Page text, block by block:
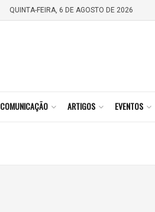
QUINTA-FEIRA, 6 DE AGOSTO DE 2026
COMUNICAÇÃO ARTIGOS EVENTOS